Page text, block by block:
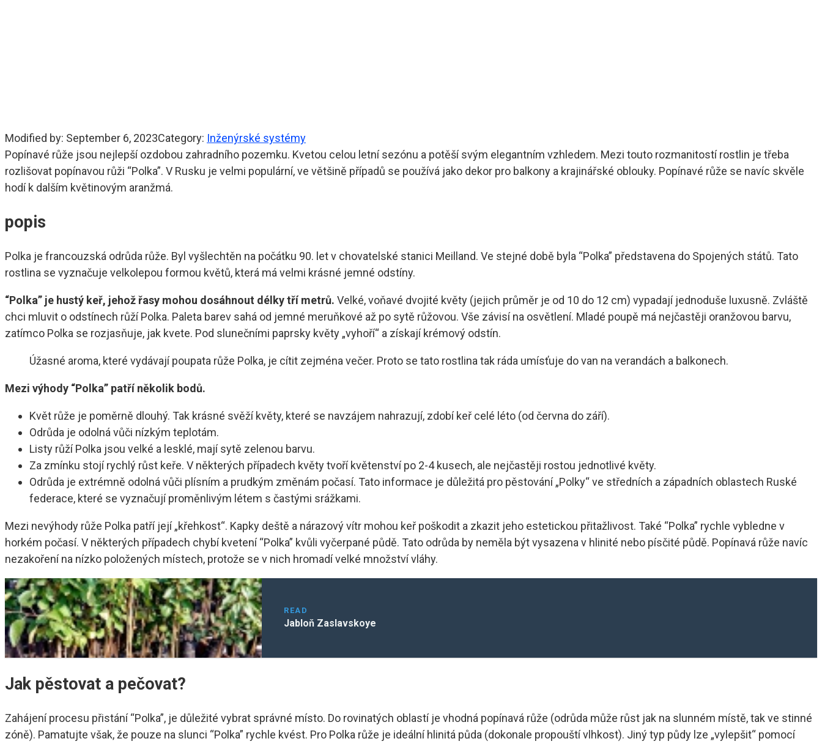
Modified by: September 6, 2023Category: Inženýrské systémy
Popínavé růže jsou nejlepší ozdobou zahradního pozemku. Kvetou celou letní sezónu a potěší svým elegantním vzhledem. Mezi touto rozmanitostí rostlin je třeba
rozlišovat popínavou růži “Polka”. V Rusku je velmi populární, ve většině případů se používá jako dekor pro balkony a krajinářské oblouky. Popínavé růže se navíc skvěle
hodí k dalším květinovým aranžmá.
popis
Polka je francouzská odrůda růže. Byl vyšlechtěn na počátku 90. let v chovatelské stanici Meilland. Ve stejné době byla “Polka” představena do Spojených států. Tato
rostlina se vyznačuje velkolepou formou květů, která má velmi krásné jemné odstíny.
“Polka” je hustý keř, jehož řasy mohou dosáhnout délky tří metrů. Velké, voňavé dvojité květy (jejich průměr je od 10 do 12 cm) vypadají jednoduše luxusně. Zvláště
chci mluvit o odstínech růží Polka. Paleta barev sahá od jemné meruňkové až po sytě růžovou. Vše závisí na osvětlení. Mladé poupě má nejčastěji oranžovou barvu,
zatímco Polka se rozjasňuje, jak kvete. Pod slunečními paprsky květy „vyhoří“ a získají krémový odstín.
Úžasné aroma, které vydávají poupata růže Polka, je cítit zejména večer. Proto se tato rostlina tak ráda umísťuje do van na verandách a balkonech.
Mezi výhody “Polka” patří několik bodů.
Květ růže je poměrně dlouhý. Tak krásné svěží květy, které se navzájem nahrazují, zdobí keř celé léto (od června do září).
Odrůda je odolná vůči nízkým teplotám.
Listy růží Polka jsou velké a lesklé, mají sytě zelenou barvu.
Za zmínku stojí rychlý růst keře. V některých případech květy tvoří květenství po 2-4 kusech, ale nejčastěji rostou jednotlivé květy.
Odrůda je extrémně odolná vůči plísním a prudkým změnám počasí. Tato informace je důležitá pro pěstování „Polky“ ve středních a západních oblastech Ruské
federace, které se vyznačují proměnlivým létem s častými srážkami.
Mezi nevýhody růže Polka patří její „křehkost“. Kapky deště a nárazový vítr mohou keř poškodit a zkazit jeho estetickou přitažlivost. Také “Polka” rychle vybledne v
horkém počasí. V některých případech chybí kvetení “Polka” kvůli vyčerpané půdě. Tato odrůda by neměla být vysazena v hlinité nebo písčité půdě. Popínavá růže navíc
nezakoření na nízko položených místech, protože se v nich hromadí velké množství vláhy.
READ
Jabloň Zaslavskoye
Jak pěstovat a pečovat?
Zahájení procesu přistání “Polka”, je důležité vybrat správné místo. Do rovinatých oblastí je vhodná popínavá růže (odrůda může růst jak na slunném místě, tak ve stinné
zóně). Pamatujte však, že pouze na slunci “Polka” rychle kvést. Pro Polka růže je ideální hlinitá půda (dokonale propouští vlhkost). Jiný typ půdy lze „vylepšit“ pomocí